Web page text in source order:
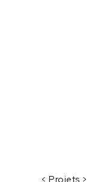
< Projets >